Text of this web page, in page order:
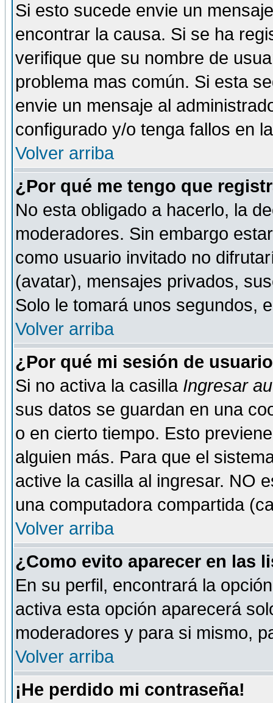
Si esto sucede envie un
encontrar la causa. Si se ha
verifique que su nombre de
problema mas común. Si esta
envie un mensaje al
configurado y/o tenga fallos en
Volver arriba
¿Por qué me tengo que
No esta obligado a hacerlo, la
moderadores. Sin embargo
como usuario invitado no
(avatar), mensajes privados,
Solo le tomará unos segundos,
Volver arriba
¿Por qué mi sesión de
Si no activa la casilla Ingresar
sus datos se guardan en una
o en cierto tiempo. Esto
alguien más. Para que el
active la casilla al ingresar. NO
una computadora compartida
Volver arriba
¿Como evito aparecer en las
En su perfil, encontrará la
activa esta opción aparecerá
moderadores y para si mismo,
Volver arriba
¡He perdido mi contraseña!